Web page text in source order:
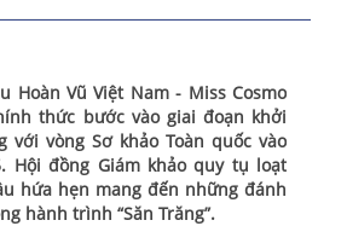
Hoàn Vũ Việt Nam - Miss Cosmo
thức bước vào giai đoạn khởi
với vòng Sơ khảo Toàn quốc vào
Hội đồng Giám khảo quy tụ loạt
hứa hẹn mang đến những đánh
hành trình “Săn Trăng”.